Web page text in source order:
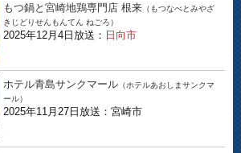
もつ鍋と宮崎地鶏専門店 根来 （もつなべとみやざ
きじどりせんもんてん ねごろ）
2025年12月4日放送： 日向市
ホテル青島サンクマール （ホテルあおしまサンクマ
ール）
2025年11月27日放送：宮崎市